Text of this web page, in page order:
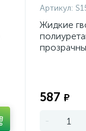
Артикул:
Жидкие
587 ₽
-